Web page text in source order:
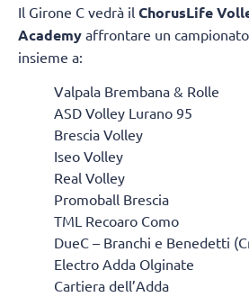
Il Girone C vedrà il ChorusLife
Academy affrontare un
insieme a:
Valpala Brembana & Rolle
ASD Volley Lurano 95
Brescia Volley
Iseo Volley
Real Volley
Promoball Brescia
TML Recoaro Como
DueC – Branchi e Benedetti
Electro Adda Olginate
Cartiera dell’Adda